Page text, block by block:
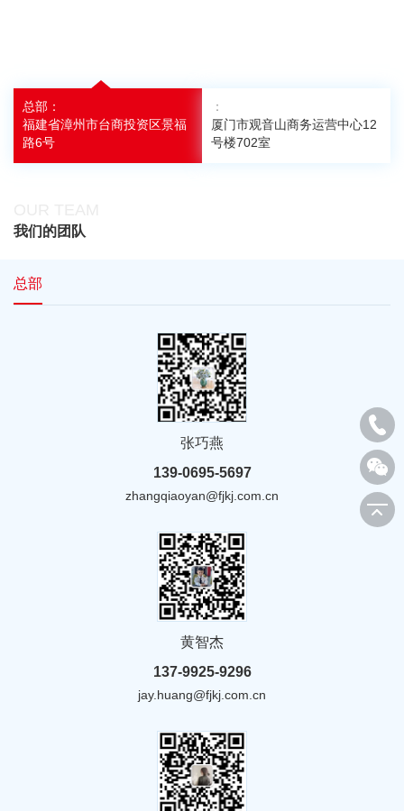
总部：
福建省漳州市台商投资区景福
路6号
：
厦门市观音山商务运营中心12
号楼702室
我们的团队
总部
张巧燕
139-0695-5697
zhangqiaoyan@fjkj.com.cn
黄智杰
137-9925-9296
jay.huang@fjkj.com.cn